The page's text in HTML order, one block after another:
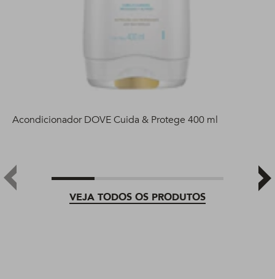
VEJA TODOS OS PRODUTOS
Acondicionador DOVE Cuida & Protege 400 ml